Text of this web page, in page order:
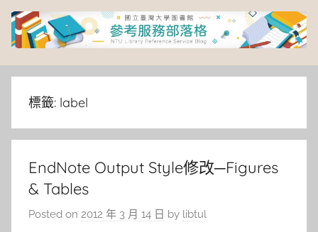
Skip
content
臺
灣
大
學
圖
標籤: label
EndNote Output Style修改─Figures
& Tables
Posted on 2012 年 3 月 14 日 by libtul